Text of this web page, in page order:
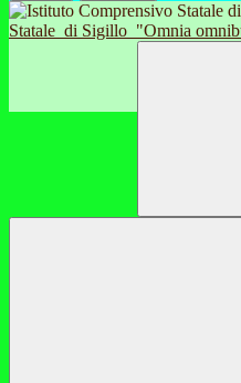
Statale di Sigillo "Omnia